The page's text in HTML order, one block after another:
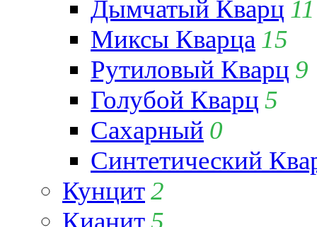
Дымчатый Кварц 11
Миксы Кварца 15
Рутиловый Кварц 9
Голубой Кварц 5
Сахарный 0
Синтетический
Кунцит2
Кианит5